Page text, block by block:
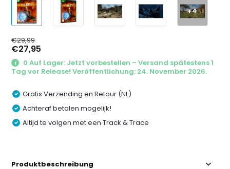
+4
€29,99
€27,95
0 Auf Lager: Jetzt vorbestellen – Versand spätestens 1
Tag vor Release! Veröffentlichung: 24. November 2026.
Gratis Verzending en Retour (NL)
Achteraf betalen mogelijk!
Altijd te volgen met een Track & Trace
Produktbeschreibung